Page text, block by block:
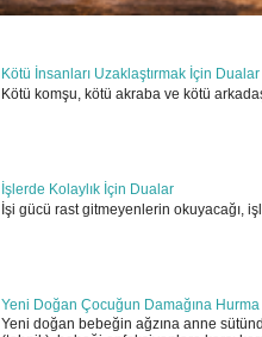
Kötü İnsanları Uzaklaştırmak İçin Dualar
Kötü komşu, kötü akraba ve kötü
İşlerde Kolaylık İçin Dualar
İşi gücü rast gitmeyenlerin okuyacağı,
Yeni Doğan Çocuğun Damağına
Yeni doğan bebeğin ağzına anne